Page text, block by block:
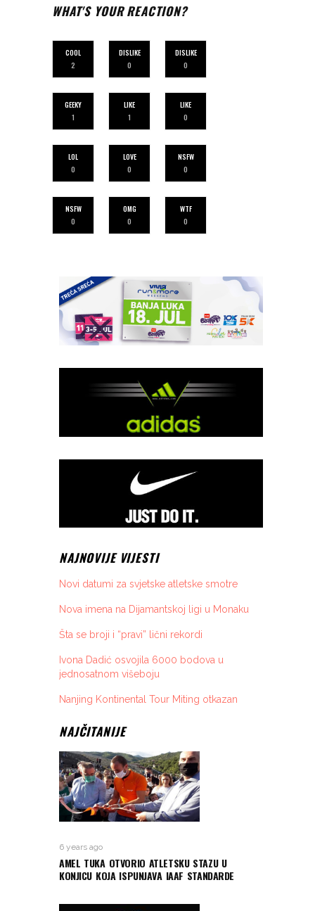
WHAT'S YOUR REACTION?
COOL
2
DISLIKE
0
DISLIKE
0
GEEKY
1
LIKE
1
LIKE
0
LOL
0
LOVE
0
NSFW
0
NSFW
0
OMG
0
WTF
0
NAJNOVIJE VIJESTI
Novi datumi za svjetske atletske smotre
Nova imena na Dijamantskoj ligi u Monaku
Šta se broji i “pravi” lični rekordi
Ivona Dadić osvojila 6000 bodova u
jednosatnom višeboju
Nanjing Kontinental Tour Miting otkazan
NAJČITANIJE
6 years ago
AMEL TUKA OTVORIO ATLETSKU STAZU U
KONJICU KOJA ISPUNJAVA IAAF STANDARDE